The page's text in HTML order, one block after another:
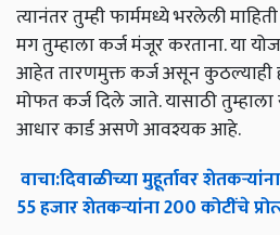
त्यानंतर तुम्ही फार्ममध्ये भरलेली
मग तुम्हाला कर्ज मंजूर करताना. या
आहेत तारणमुक्त कर्ज असून कुठल्याही
मोफत कर्ज दिले जाते. यासाठी
आधार कार्ड असणे आवश्यक आहे.
वाचा:दिवाळीच्यामुहूर्तावरशेतकऱ्यांना
55हजारशेतकऱ्यांना200कोटींचे